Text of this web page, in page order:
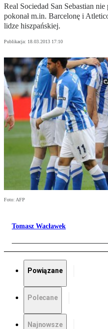
Real Sociedad San Sebastian
pokonał m.in. Barcelonę i
lidze hiszpańskiej.
Publikacja: 18.03.2013 17:10
Foto: AFP
Tomasz Wacławek
Powiązane
Polecane
Najnowsze